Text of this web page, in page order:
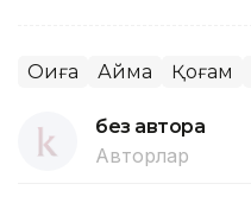
Оқиға Аймақ Қоғам
без автора
Авторлар